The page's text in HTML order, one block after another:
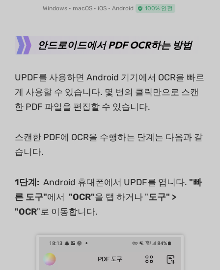
Windows • macOS • iOS • Android 100% 안전
안드로이드에서 PDF OCR하는 방법
UPDF를 사용하면 Android 기기에서 OCR을 빠르
게 사용할 수 있습니다. 몇 번의 클릭만으로 스캔
한 PDF 파일을 편집할 수 있습니다.
스캔한 PDF에 OCR을 수행하는 단계는 다음과 같
습니다.
1단계: Android 휴대폰에서 UPDF를 엽니다. "빠
른 도구"에서 "OCR"을 탭 하거나 "도구" >
"OCR"로 이동합니다.